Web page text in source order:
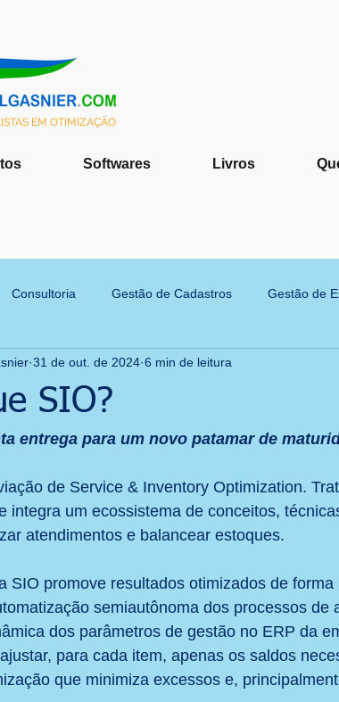
EM OTIMIZAÇÃO
Softwares Livros
Consultoria Gestão de Cadastros Gestão de
da informação Gestão de Projetos
Inovação Distribuição Liderança
Teoria das Restrições Comunicação
SIO?
31 de out. de 2024 6 min de leitura
entrega para um novo patamar de
de Service & Inventory Optimization.
integra um ecossistema de conceitos,
atendimentos e balancear estoques.
SIO promove resultados otimizados de
semiautônoma dos processos de
dos parâmetros de gestão no ERP da
para cada item, apenas os saldos
que minimiza excessos e,